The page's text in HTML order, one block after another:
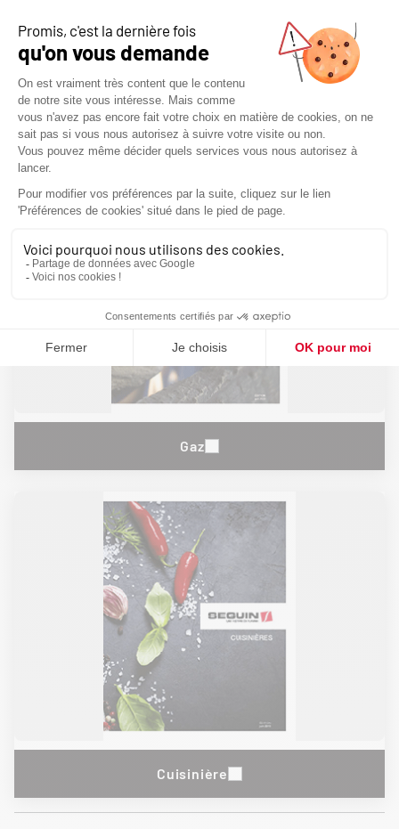
Bioéthanol
Gaz
Cuisinière